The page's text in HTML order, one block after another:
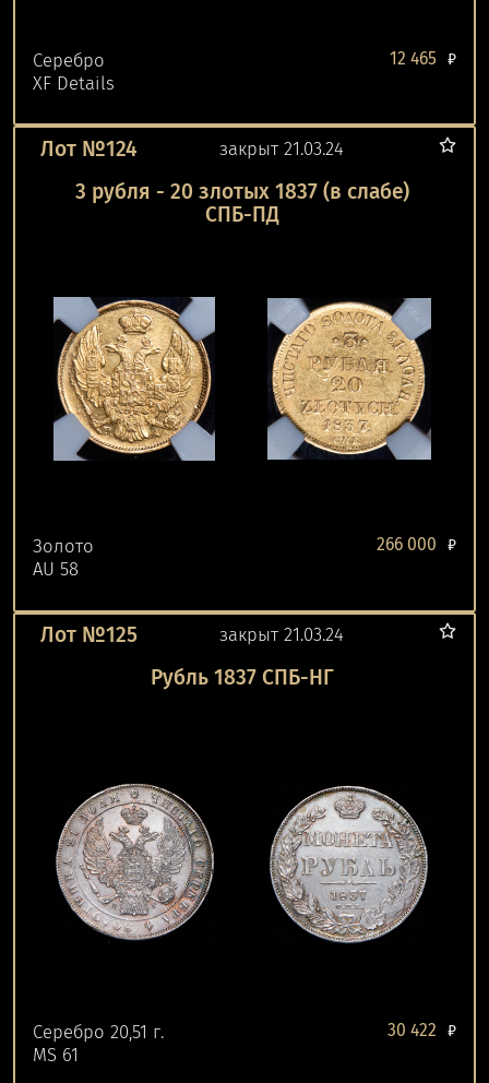
Серебро
XF Details
12 465 ₽
Лот №124 закрыт 21.03.24
3 рубля - 20 злотых 1837 (в слабе)
СПБ-ПД
Золото
AU 58
266 000 ₽
Лот №125 закрыт 21.03.24
Рубль 1837 СПБ-НГ
Серебро 20,51 г.
MS 61
30 422 ₽